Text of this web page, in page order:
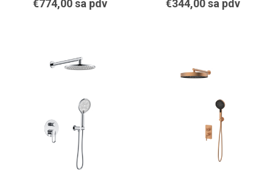
€774,00 sa pdv €344,00 sa pdv